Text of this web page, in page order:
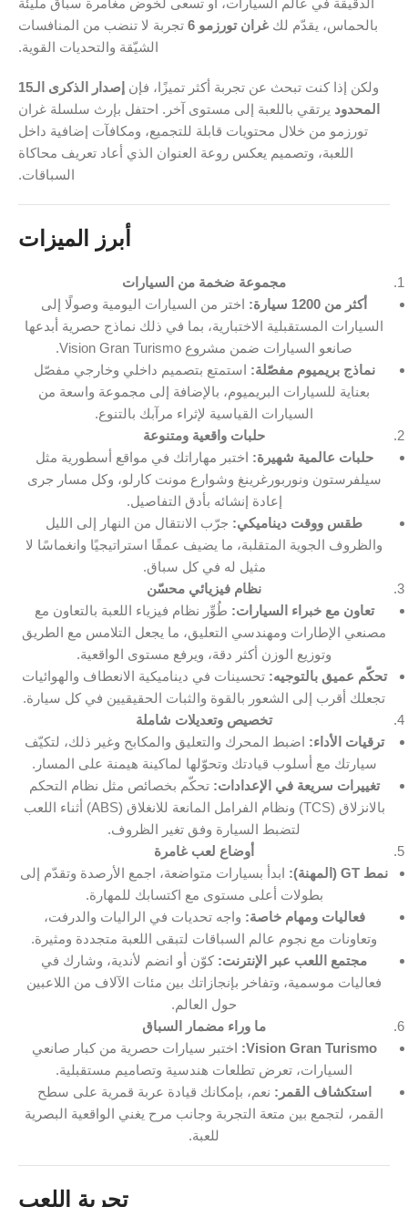
الدقيقة في عالم السيارات، أو تسعى لخوض مغامرة سباق مليئة
بالحماس، يقدّم لك غران تورزمو 6
تجربة لا تنضب من المنافسات
الشيّقة والتحديات القوية.
ولكن إذا كنت تبحث عن تجربة أكثر تميزًا، فإن
إصدار الذكرى الـ15
المحدود يرتقي باللعبة إلى مستوى آخر. احتفل بإرث سلسلة غران
تورزمو من خلال محتويات قابلة للتجميع، ومكافآت إضافية داخل
اللعبة، وتصميم يعكس روعة العنوان الذي أعاد تعريف محاكاة
السباقات.
أبرز الميزات
مجموعة ضخمة من السيارات
أكثر من 1200 سيارة:
اختر من السيارات اليومية وصولًا إلى
السيارات المستقبلية الاختبارية، بما في ذلك نماذج حصرية أبدعها
صانعو السيارات ضمن مشروع Vision Gran Turismo.
نماذج بريميوم مفصّلة: استمتع بتصميم داخلي وخارجي مفصّل
بعناية للسيارات البريميوم، بالإضافة إلى مجموعة واسعة من
السيارات القياسية لإثراء مرآبك بالتنوع.
حلبات واقعية ومتنوعة
حلبات عالمية شهيرة: اختبر مهاراتك في مواقع أسطورية مثل
سيلفرستون ونوربورغرينغ وشوارع مونت كارلو، وكل مسار جرى
إعادة إنشائه بأدق التفاصيل.
طقس ووقت ديناميكي: جرّب الانتقال من النهار إلى الليل
والظروف الجوية المتقلبة، ما يضيف عمقًا استراتيجيًا وانغماسًا لا
مثيل له في كل سباق.
نظام فيزيائي محسّن
تعاون مع خبراء السيارات: طُوِّر نظام فيزياء اللعبة بالتعاون مع
مصنعي الإطارات ومهندسي التعليق، ما يجعل التلامس مع الطريق
وتوزيع الوزن أكثر دقة، ويرفع مستوى الواقعية.
تحكّم عميق بالتوجيه: تحسينات في ديناميكية الانعطاف والهوائيات
تجعلك أقرب إلى الشعور بالقوة والثبات الحقيقيين في كل سيارة.
تخصيص وتعديلات شاملة
ترقيات الأداء: اضبط المحرك والتعليق والمكابح وغير ذلك، لتكيّف
سيارتك مع أسلوب قيادتك وتحوّلها لماكينة هيمنة على المسار.
تغييرات سريعة في الإعدادات: تحكّم بخصائص مثل نظام التحكم
بالانزلاق (TCS) ونظام الفرامل المانعة للانغلاق (ABS) أثناء اللعب
لتضبط السيارة وفق تغير الظروف.
أوضاع لعب غامرة
نمط GT (المهنة):
ابدأ بسيارات متواضعة، اجمع الأرصدة وتقدّم إلى
بطولات أعلى مستوى مع اكتسابك للمهارة.
فعاليات ومهام خاصة: واجه تحديات في الراليات والدرفت،
وتعاونات مع نجوم عالم السباقات لتبقى اللعبة متجددة ومثيرة.
مجتمع اللعب عبر الإنترنت: كوّن أو انضم لأندية، وشارك في
فعاليات موسمية، وتفاخر بإنجازاتك بين مئات الآلاف من اللاعبين
حول العالم.
ما وراء مضمار السباق
Vision Gran Turismo: اختبر سيارات حصرية من كبار صانعي
السيارات، تعرض تطلعات هندسية وتصاميم مستقبلية.
استكشاف القمر: نعم، بإمكانك قيادة عربة قمرية على سطح
القمر، لتجمع بين متعة التجربة وجانب مرح يغني الواقعية البصرية
للعبة.
تجربة اللعب